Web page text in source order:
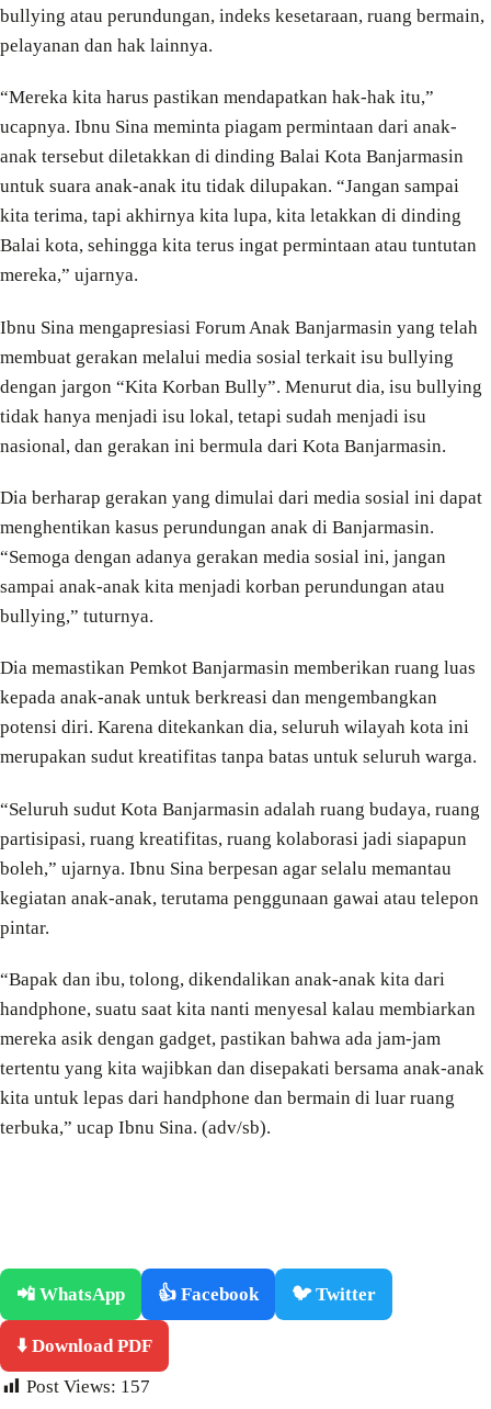
bullying atau perundungan, indeks kesetaraan, ruang bermain,
pelayanan dan hak lainnya.
“Mereka kita harus pastikan mendapatkan hak-hak itu,”
ucapnya. Ibnu Sina meminta piagam permintaan dari anak-
anak tersebut diletakkan di dinding Balai Kota Banjarmasin
untuk suara anak-anak itu tidak dilupakan. “Jangan sampai
kita terima, tapi akhirnya kita lupa, kita letakkan di dinding
Balai kota, sehingga kita terus ingat permintaan atau tuntutan
mereka,” ujarnya.
Ibnu Sina mengapresiasi Forum Anak Banjarmasin yang telah
membuat gerakan melalui media sosial terkait isu bullying
dengan jargon “Kita Korban Bully”. Menurut dia, isu bullying
tidak hanya menjadi isu lokal, tetapi sudah menjadi isu
nasional, dan gerakan ini bermula dari Kota Banjarmasin.
Dia berharap gerakan yang dimulai dari media sosial ini dapat
menghentikan kasus perundungan anak di Banjarmasin.
“Semoga dengan adanya gerakan media sosial ini, jangan
sampai anak-anak kita menjadi korban perundungan atau
bullying,” tuturnya.
Dia memastikan Pemkot Banjarmasin memberikan ruang luas
kepada anak-anak untuk berkreasi dan mengembangkan
potensi diri. Karena ditekankan dia, seluruh wilayah kota ini
merupakan sudut kreatifitas tanpa batas untuk seluruh warga.
“Seluruh sudut Kota Banjarmasin adalah ruang budaya, ruang
partisipasi, ruang kreatifitas, ruang kolaborasi jadi siapapun
boleh,” ujarnya. Ibnu Sina berpesan agar selalu memantau
kegiatan anak-anak, terutama penggunaan gawai atau telepon
pintar.
“Bapak dan ibu, tolong, dikendalikan anak-anak kita dari
handphone, suatu saat kita nanti menyesal kalau membiarkan
mereka asik dengan gadget, pastikan bahwa ada jam-jam
tertentu yang kita wajibkan dan disepakati bersama anak-anak
kita untuk lepas dari handphone dan bermain di luar ruang
terbuka,” ucap Ibnu Sina. (adv/sb).
📲 WhatsApp 👍 Facebook 🐦 Twitter
⬇️ Download PDF
Post Views: 157